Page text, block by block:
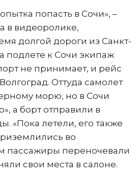
попасть в Сочи», –
в видеоролике,
долгой дороги из Санкт-
подлете к Сочи экипаж
не принимает, и рейс
Оттуда самолет
морю, но в Сочи
а борт отправили в
«Пока летели, его также
во
пассажиры переночевали
свои места в салоне.